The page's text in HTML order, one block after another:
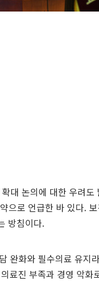
대 논의에 대한 우려도
으로 언급한 바 있다.
방침이다.
완화와 필수의료 유지
료진 부족과 경영 악화